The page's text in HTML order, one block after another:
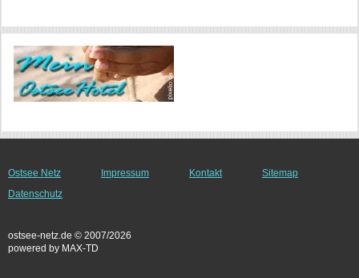
Ostsee Netz Impressum Kontakt
Sitemap
Datenschutz
ostsee-netz.de © 2007/2026
powered by MAX-TD